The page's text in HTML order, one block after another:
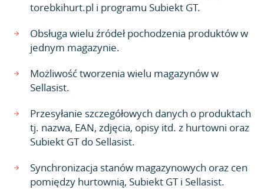
torebkihurt.pl i programu Subiekt GT.
Obsługa wielu źródeł pochodzenia produktów w
jednym magazynie.
Możliwość tworzenia wielu magazynów w
Sellasist.
Przesyłanie szczegółowych danych o produktach
tj. nazwa, EAN, zdjęcia, opisy itd. z hurtowni oraz
Subiekt GT do Sellasist.
Synchronizacja stanów magazynowych oraz cen
pomiędzy hurtownią, Subiekt GT i Sellasist.